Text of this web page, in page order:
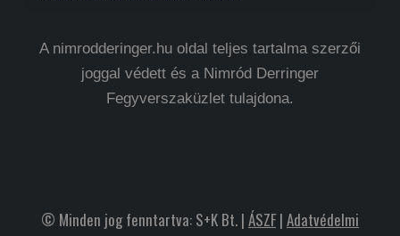
A nimrodderinger.hu oldal teljes tartalma szerzői
joggal védett és a Nimród Derringer
Fegyverszaküzlet tulajdona.
© Minden jog fenntartva: S+K Bt. | ÁSZF| Adatvédelmi